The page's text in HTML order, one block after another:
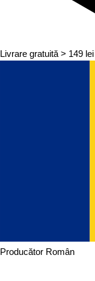
Livrare gratuită > 149 lei
Producător Român